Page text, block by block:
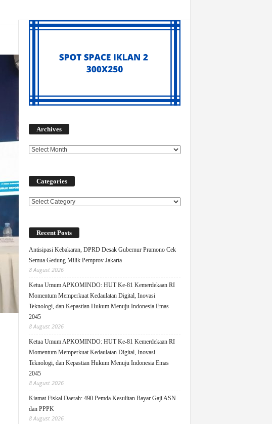
Archives
Categories
Categories
Recent Posts
Antisipasi Kebakaran, DPRD Desak Gubernur Pramono Cek
Semua Gedung Milik Pemprov Jakarta
8 August 2026
Ketua Umum APKOMINDO: HUT Ke-81 Kemerdekaan RI
Momentum Memperkuat Kedaulatan Digital, Inovasi
Teknologi, dan Kepastian Hukum Menuju Indonesia Emas
2045
8 August 2026
Ketua Umum APKOMINDO: HUT Ke-81 Kemerdekaan RI
Momentum Memperkuat Kedaulatan Digital, Inovasi
Teknologi, dan Kepastian Hukum Menuju Indonesia Emas
2045
8 August 2026
Kiamat Fiskal Daerah: 490 Pemda Kesulitan Bayar Gaji ASN
dan PPPK
8 August 2026